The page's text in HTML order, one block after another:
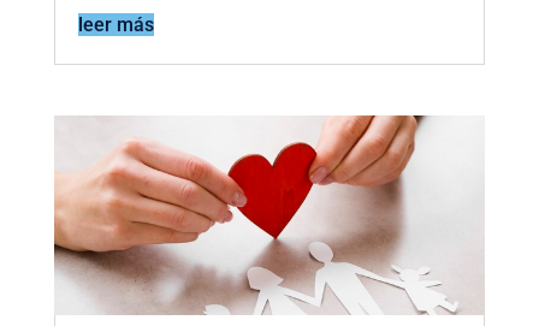
leer más